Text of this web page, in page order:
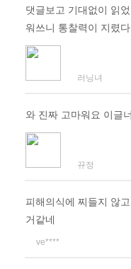
댓글보고 기대없이 읽
워쓰니 통찰력이 지렸다
러닝녀
와 진짜 고마워요 이글
뀨정
피해의식에 찌들지 않
거같네
ve****